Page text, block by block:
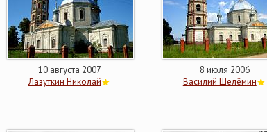
10 августа 2007
Лазуткин Николай
8 июля 2006
Василий Шелёмин